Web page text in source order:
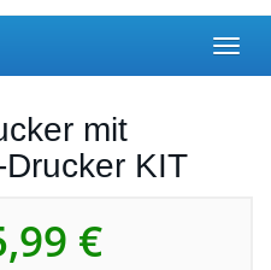
mit
KIT
€